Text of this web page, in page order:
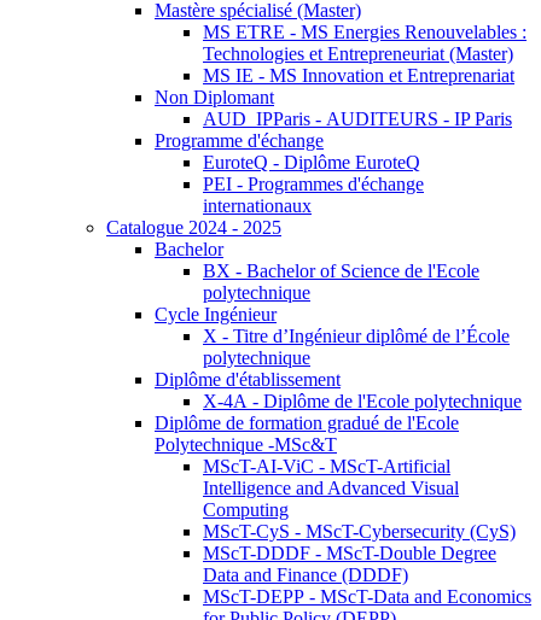
Mastère spécialisé (Master)
MS ETRE - MS Energies Renouvelables :
Technologies et Entrepreneuriat (Master)
MS IE - MS Innovation et Entreprenariat
Non Diplomant
AUD_IPParis - AUDITEURS - IP Paris
Programme d'échange
EuroteQ - Diplôme EuroteQ
PEI - Programmes d'échange
internationaux
Catalogue 2024 - 2025
Bachelor
BX - Bachelor of Science de l'Ecole
polytechnique
Cycle Ingénieur
X - Titre d’Ingénieur diplômé de l’École
polytechnique
Diplôme d'établissement
X-4A - Diplôme de l'Ecole polytechnique
Diplôme de formation gradué de l'Ecole
Polytechnique -MSc&T
MScT-AI-ViC - MScT-Artificial
Intelligence and Advanced Visual
Computing
MScT-CyS - MScT-Cybersecurity (CyS)
MScT-DDDF - MScT-Double Degree
Data and Finance (DDDF)
MScT-DEPP - MScT-Data and Economics